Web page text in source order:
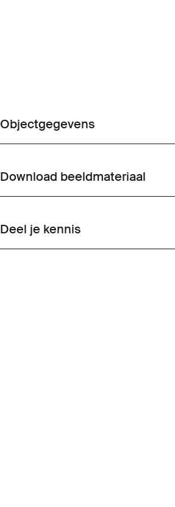
Objectgegevens
Download beeldmateriaal
Deel je kennis